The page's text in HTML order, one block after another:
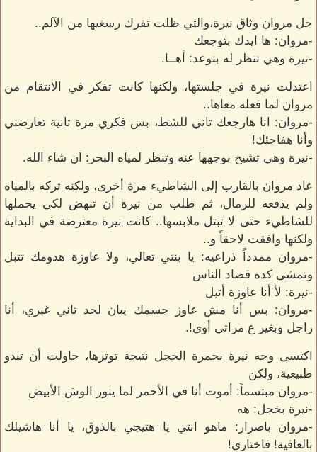
حل مروان وثاق نيرة،والتي ظلت تفرك رسغيها من الآلم..
-مروان: ها ايدك بتوجعك
-نيرة وهي تنظر له بتوعد: أهــا.
اعتدلت نيرة في جلستها، ولكنها كانت تفكر في الانتقام من
مروان لما فعله معاها..
-مروان: انا هارجعك تاني للشط، بس فكري مرة تانية تعارضني
وأنا هفاجئك!
-نيرة وهي تشيح بوجهها عنه وتنظر لمياه البحر: ان شاء الله.
عاد مروان بالقارب إلى الشاطيء مرة أخرى، ولكنه تركه بالمياه
ولم يدفعه للرمال، ثم طلب من نيرة أن تنهض لكي يحملها
للشاطيء حتى لا تبتل ملابسها.. كانت نيرة معترضة في البداية
ولكنها وافقت لاحقاً و..
-مروان ممدداً ذراعيه: يا بنتي تعالي، ولا عاوزة هدومك تتبل
وتمشي كده قصاد الناس
-نيرة: لأ أنا عاوزة أتبل
-مروان: بس أنا مش عاوز جسمك يبان لحد تاني غيري، أنا
راجل وبغير ع مراتي أوي!.
اكتسى وجه نيرة بحمرة الخجل نتيجة توترها، حاولت أن تبدو
طبيعية، ولكن
-مروان مبتسماً: أموت أنا في الأحمر لما ينور الوش الأبيض
-نيرة بخجل: هه
-مروان باصرار: ماهو انتي يا هتيجي بالذوق، يا أنا هاشيلك
بالعافية! فاختاري!